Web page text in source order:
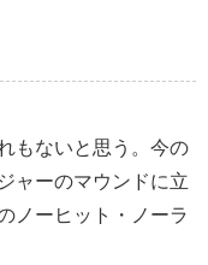
もないと思う。今の
ャーのマウンドに立
ノーヒット・ノーラ